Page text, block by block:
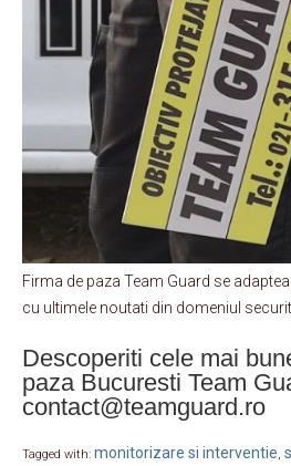
Firma de paza Team Guard se
cu ultimele noutati din domeniul
Descoperiti cele mai
paza Bucuresti Team
contact@teamguard.ro
Tagged with: monitorizare si interventie,